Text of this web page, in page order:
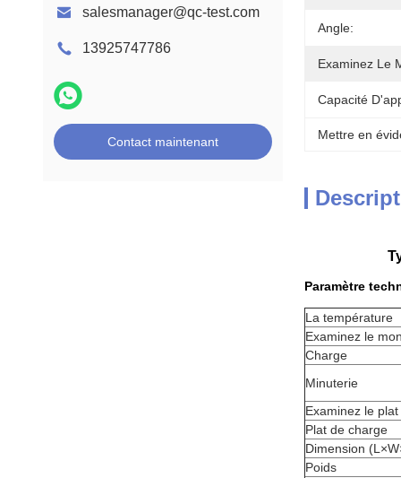
salesmanager@qc-test.com
13925747786
Contact maintenant
Angle:
Examinez Le
Capacité
Mettre en
Paramètre
La température
Examinez le
Charge
Minuterie
Examinez le plat
Plat de charge
Dimension
Poids